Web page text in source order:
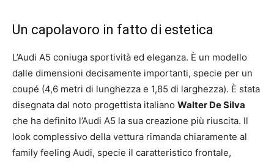
Un capolavoro in fatto di estetica
L’Audi A5 coniuga sportività ed eleganza. È un modello
dalle dimensioni decisamente importanti, specie per un
coupé (4,6 metri di lunghezza e 1,85 di larghezza). È stata
disegnata dal noto progettista italiano Walter De Silva
che ha definito l’Audi A5 la sua creazione più riuscita. Il
look complessivo della vettura rimanda chiaramente al
family feeling Audi, specie il caratteristico frontale,